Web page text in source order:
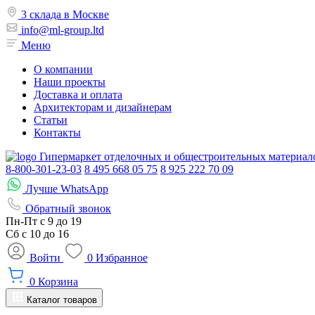
3 склада в Москве
info@ml-group.ltd
Меню
О компании
Наши проекты
Доставка и оплата
Архитекторам и дизайнерам
Статьи
Контакты
Гипермаркет отделочных и общестроительных
8-800-301-23-03 8 495 668 05 75 8 925 222 70 09
Лучше WhatsApp
Обратный звонок
Пн-Пт с 9 до 19
Сб с 10 до 16
Войти
0 Избранное
0 Корзина
Каталог товаров